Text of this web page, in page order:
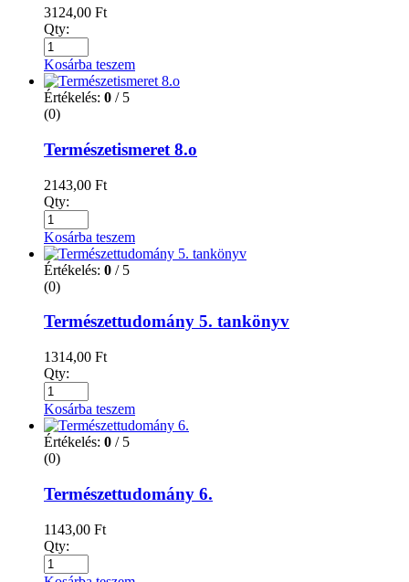
3124,00 Ft
Qty:
Kosárba teszem
Értékelés: 0 / 5
(0)
Természetismeret 8.o
2143,00 Ft
Qty:
Kosárba teszem
Értékelés: 0 / 5
(0)
Természettudomány 5. tankönyv
1314,00 Ft
Qty:
Kosárba teszem
Értékelés: 0 / 5
(0)
Természettudomány 6.
1143,00 Ft
Qty: